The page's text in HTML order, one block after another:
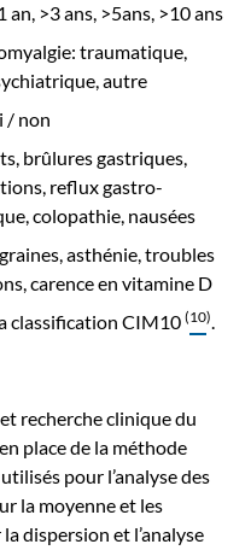
>3 ans, >5ans, >10 ans
traumatique,
autre
/ non
brûlures gastriques,
reflux gastro-
colopathie, nausées
asthénie, troubles
carence en vitamine D
classification CIM10 (10).
recherche clinique du
place de la méthode
pour l’analyse des
la moyenne et les
dispersion et l’analyse